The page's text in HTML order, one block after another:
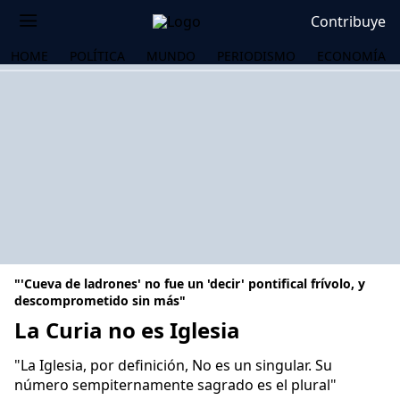
Contribuye
HOME POLÍTICA MUNDO PERIODISMO ECONOMÍA
"'Cueva de ladrones' no fue un 'decir' pontifical frívolo, y
descomprometido sin más"
La Curia no es Iglesia
"La Iglesia, por definición, No es un singular. Su
número sempiternamente sagrado es el plural"